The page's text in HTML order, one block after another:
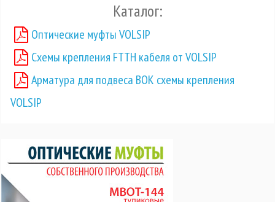
Каталог:
Оптические муфты VOLSIP
Схемы крепления FTTH кабеля от VOLSIP
Арматура для подвеса ВОК схемы крепления
VOLSIP